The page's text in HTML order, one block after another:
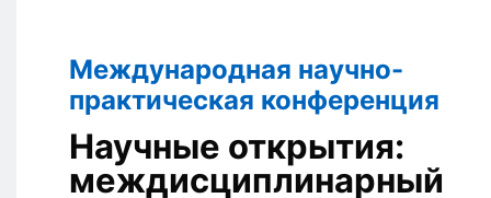
Международная научно-
практическая конференция
Научные открытия:
междисциплинарный